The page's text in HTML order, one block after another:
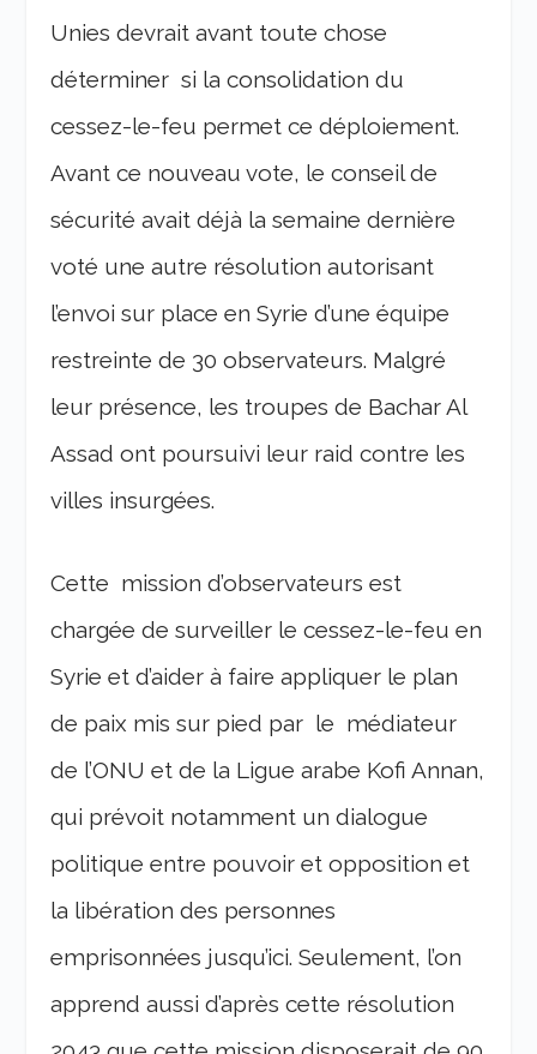
Unies devrait avant toute chose
déterminer si la consolidation du
cessez-le-feu permet ce déploiement.
Avant ce nouveau vote, le conseil de
sécurité avait déjà la semaine dernière
voté une autre résolution autorisant
l’envoi sur place en Syrie d’une équipe
restreinte de 30 observateurs. Malgré
leur présence, les troupes de Bachar Al
Assad ont poursuivi leur raid contre les
villes insurgées.
Cette mission d’observateurs est
chargée de surveiller le cessez-le-feu en
Syrie et d’aider à faire appliquer le plan
de paix mis sur pied par le médiateur
de l’ONU et de la Ligue arabe Kofi Annan,
qui prévoit notamment un dialogue
politique entre pouvoir et opposition et
la libération des personnes
emprisonnées jusqu’ici. Seulement, l’on
apprend aussi d’après cette résolution